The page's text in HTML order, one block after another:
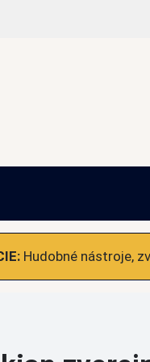
Hudobné nástroje,